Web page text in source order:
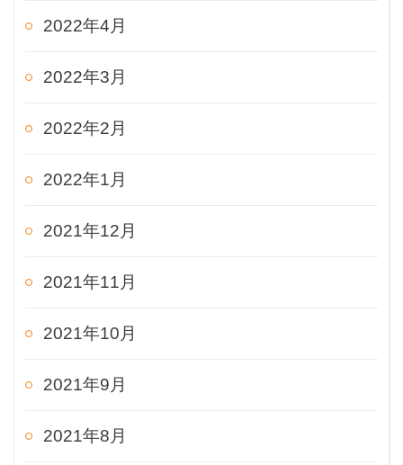
2022年4月
2022年3月
2022年2月
2022年1月
2021年12月
2021年11月
2021年10月
2021年9月
2021年8月